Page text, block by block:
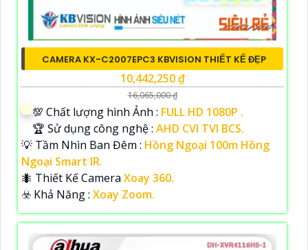
CAMERA KX-C2007EPC3 KBVISION THIẾT KẾ ĐẸP
10,442,250 ₫
16,065,000 ₫
💯 Chất lượng hình Ảnh : FULL HD 1080P .
🏆 Sử dụng công nghệ : AHD CVI TVI BCS.
💡 Tầm Nhìn Ban Đêm : Hồng Ngoại 100m Hồng
Ngoại Smart IR.
🐜 Thiết Kế Camera Xoay 360.
️☣️ Khả Năng : Xoay Zoom.